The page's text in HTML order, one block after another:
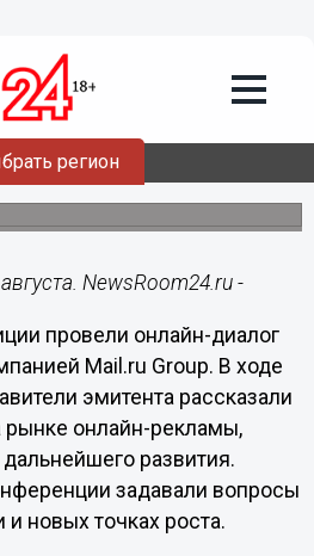
регион
интернет-
для вложений
в сторону онлайн
NewsRoom24.ru -
провели онлайн-диалог
Mail.ru Group. В ходе
эмитента рассказали
рынке онлайн-рекламы,
развития.
задавали вопросы
и новых точках роста.